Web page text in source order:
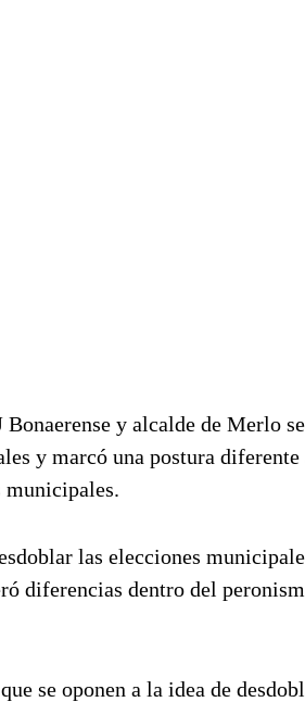
Bonaerense y alcalde de Merlo
y marcó una postura
municipales.
las elecciones
diferencias dentro del
se oponen a la idea de